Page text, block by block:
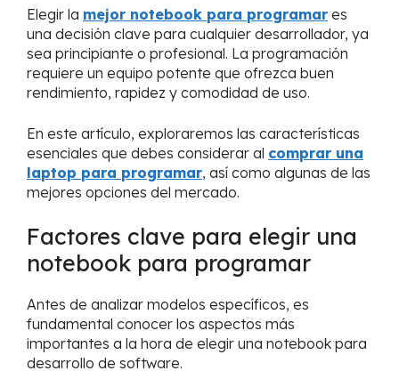
Elegir la mejor notebook para programar es
una decisión clave para cualquier desarrollador, ya
sea principiante o profesional. La programación
requiere un equipo potente que ofrezca buen
rendimiento, rapidez y comodidad de uso.
En este artículo, exploraremos las características
esenciales que debes considerar al comprar una
laptop para programar, así como algunas de las
mejores opciones del mercado.
Factores clave para elegir una
notebook para programar
Antes de analizar modelos específicos, es
fundamental conocer los aspectos más
importantes a la hora de elegir una notebook para
desarrollo de software.